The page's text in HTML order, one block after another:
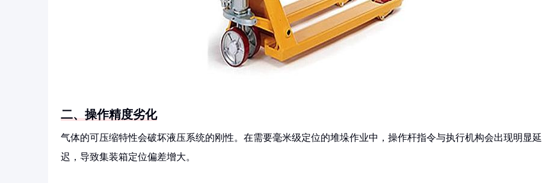
二、操作精度劣化
气体的可压缩特性会破坏液压系统的刚性。在需要毫米级定位的堆垛作业中，操作杆指令与执行机构会出现明显延
迟，导致集装箱定位偏差增大。